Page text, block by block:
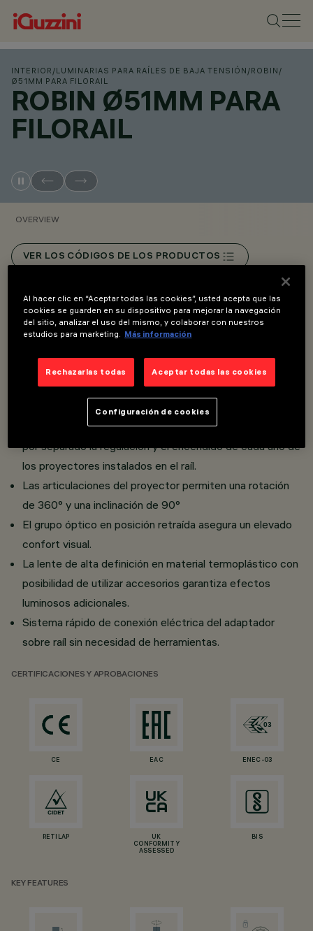
INTERIOR /LUMINARIAS PARA RAÍLES DE BAJA TENSIÓN /ROBIN /
Ø51MM PARA FILORAIL
ROBIN Ø51MM PARA
FILORAIL
OVERVIEW
VER LOS CÓDIGOS DE LOS PRODUCTOS
Overview
instalación en raíl Filorail 48 V (16 A).
Realizado en aluminio fundido a presión con sistema de
disipación pasiva.
La tecnología integrada DALI Powerline permite ajustar
por separado la regulación y el encendido de cada uno de
los proyectores instalados en el raíl.
Las articulaciones del proyector permiten una rotación
de 360° y una inclinación de 90°
El grupo óptico en posición retraída asegura un elevado
confort visual.
La lente de alta definición en material termoplástico con
posibilidad de utilizar accesorios garantiza efectos
luminosos adicionales.
Sistema rápido de conexión eléctrica del adaptador
sobre raíl sin necesidad de herramientas.
CERTIFICACIONES Y APROBACIONES
CE EAC ENEC-03
RETILAP
UK
CONFORMITY
ASSESSED
BIS
KEY FEATURES
Al hacer clic en “Aceptar todas las cookies”, usted acepta que las
cookies se guarden en su dispositivo para mejorar la navegación
del sitio, analizar el uso del mismo, y colaborar con nuestros
estudios para marketing. Más información
Rechazarlas todas Aceptar todas las cookies
Configuración de cookies